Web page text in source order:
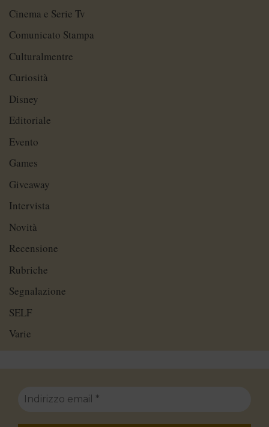
Cinema e Serie Tv
Comunicato Stampa
Culturalmentre
Curiosità
Disney
Editoriale
Evento
Games
Giveaway
Intervista
Novità
Recensione
Rubriche
Segnalazione
SELF
Varie